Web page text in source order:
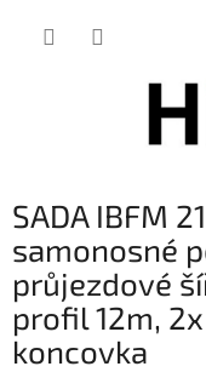
SADA IBFM
samonosné
průjezdové
profil 12m,
koncovka